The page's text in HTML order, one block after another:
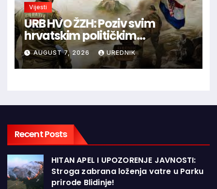
Vijesti
URB HVO ŽZH: Poziv svim
hrvatskim političkim
strankama na bojkot
općih/parlamentarnih izbora
u BiH zakazanih za 04.listopad
upućena Ustavnom sudu BiH
AUGUST 7, 2026 UREDNIK
Recent Posts
HITAN APEL I UPOZORENJE JAVNOSTI:
Stroga zabrana loženja vatre u Parku
prirode Blidinje!